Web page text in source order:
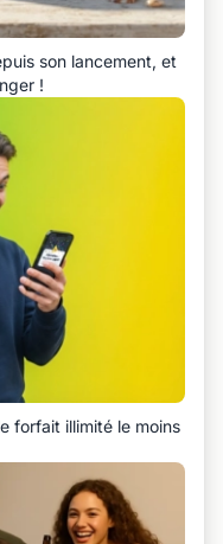
son lancement, et
!
forfait illimité le moins